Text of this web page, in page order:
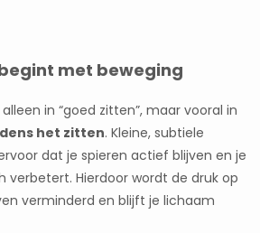
met beweging
in “goed zitten”, maar vooral in
het zitten. Kleine, subtiele
dat je spieren actief blijven en je
Hierdoor wordt de druk op
verminderd en blijft je lichaam